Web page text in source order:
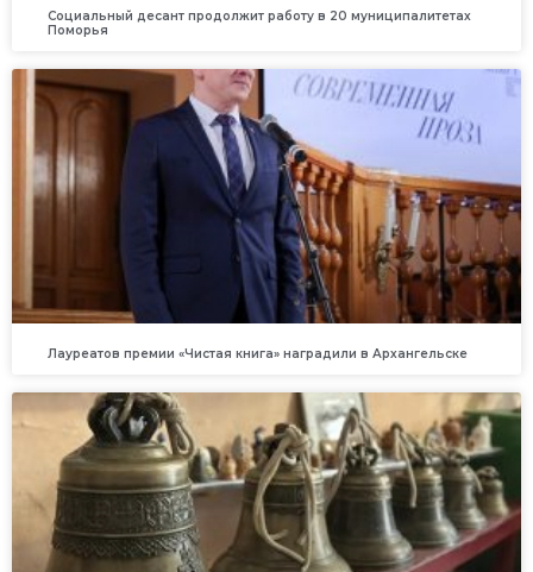
Социальный десант продолжит работу в 20 муниципалитетах
Поморья
Лауреатов премии «Чистая книга» наградили в Архангельске